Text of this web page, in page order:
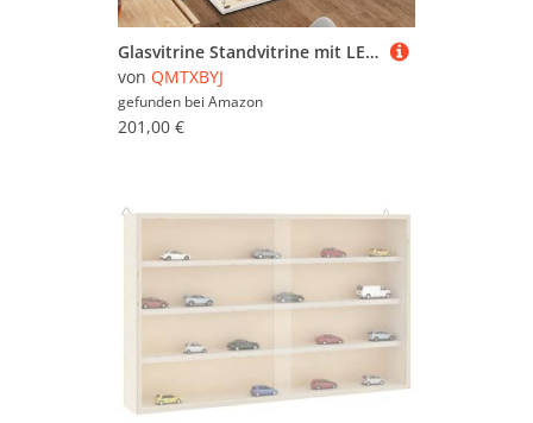
Glasvitrine Standvitrine mit LED-Klopflicht, 163x78.5x35 cm, 4 Lagen Glas Holz Vitrine mit 2 Türen und Schloss, Sammlervitrine Vitrinenschrank aus Gehärtetes Glas, Glasvitrine Stehend für Wohnzimmer
von QMTXBYJ
gefunden bei Amazon
201,00 €